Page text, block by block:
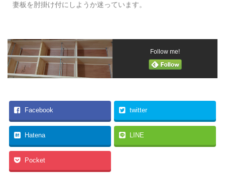
妻板を肘掛け付にしようか迷っています。
Follow me!
Facebook twitter
Hatena LINE
Pocket